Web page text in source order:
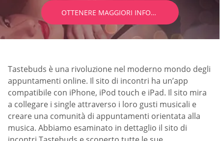
OTTENERE MAGGIORI INFORMAZIONI
Tastebuds è una rivoluzione nel moderno mondo degli
appuntamenti online. Il sito di incontri ha un’app
compatibile con iPhone, iPod touch e iPad. Il sito mira
a collegare i single attraverso i loro gusti musicali e
creare una comunità di appuntamenti orientata alla
musica. Abbiamo esaminato in dettaglio il sito di